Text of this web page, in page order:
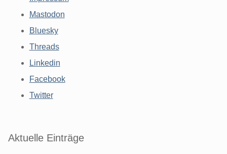
Mastodon
Bluesky
Threads
Linkedin
Facebook
Twitter
Aktuelle Einträge